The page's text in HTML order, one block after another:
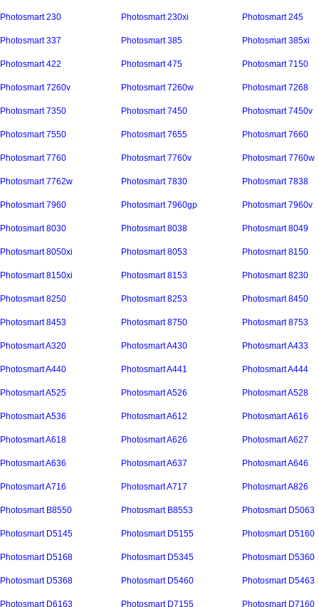
Photosmart 230 Photosmart 230xi Photosmart 245
Photosmart 337 Photosmart 385 Photosmart 385xi
Photosmart 422 Photosmart 475 Photosmart 7150
Photosmart 7260v Photosmart 7260w Photosmart 7268
Photosmart 7350 Photosmart 7450 Photosmart 7450v
Photosmart 7550 Photosmart 7655 Photosmart 7660
Photosmart 7760 Photosmart 7760v Photosmart 7760w
Photosmart 7762w Photosmart 7830 Photosmart 7838
Photosmart 7960 Photosmart 7960gp Photosmart 7960v
Photosmart 8030 Photosmart 8038 Photosmart 8049
Photosmart 8050xi Photosmart 8053 Photosmart 8150
Photosmart 8150xi Photosmart 8153 Photosmart 8230
Photosmart 8250 Photosmart 8253 Photosmart 8450
Photosmart 8453 Photosmart 8750 Photosmart 8753
Photosmart A320 Photosmart A430 Photosmart A433
Photosmart A440 Photosmart A441 Photosmart A444
Photosmart A525 Photosmart A526 Photosmart A528
Photosmart A536 Photosmart A612 Photosmart A616
Photosmart A618 Photosmart A626 Photosmart A627
Photosmart A636 Photosmart A637 Photosmart A646
Photosmart A716 Photosmart A717 Photosmart A826
Photosmart B8550 Photosmart B8553 Photosmart D5063
Photosmart D5145 Photosmart D5155 Photosmart D5160
Photosmart D5168 Photosmart D5345 Photosmart D5360
Photosmart D5368 Photosmart D5460 Photosmart D5463
Photosmart D6163 Photosmart D7155 Photosmart D7160